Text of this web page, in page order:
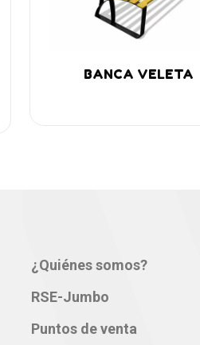
Añadir
BANCA VELETA
¿Quiénes somos?
RSE-Jumbo
Puntos de venta